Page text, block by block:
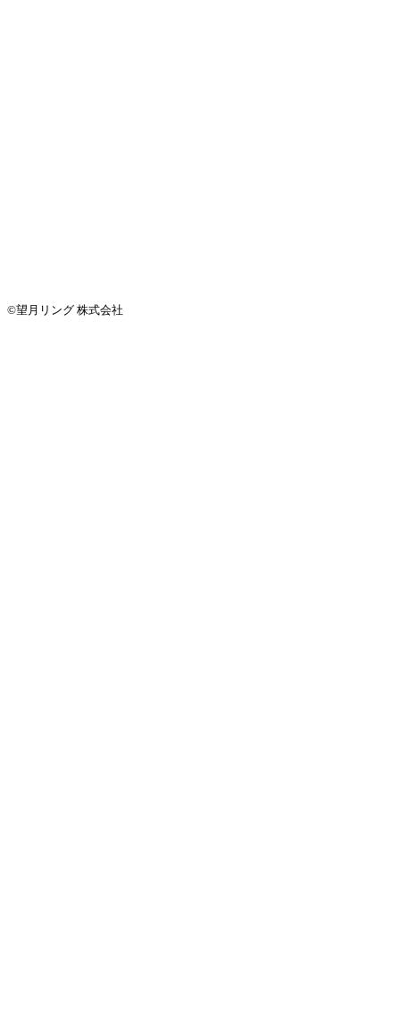
©望月リング 株式会社